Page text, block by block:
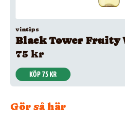
vintips
Black Tower Fruity
75 kr
KÖP 75 KR
Gör så här